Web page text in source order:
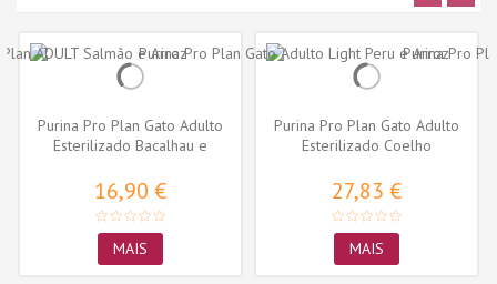
Purina Pro Plan Gato Adulto
Esterilizado Bacalhau e
16,90 €
MAIS
Purina Pro Plan Gato Adulto
Esterilizado Coelho
27,83 €
MAIS